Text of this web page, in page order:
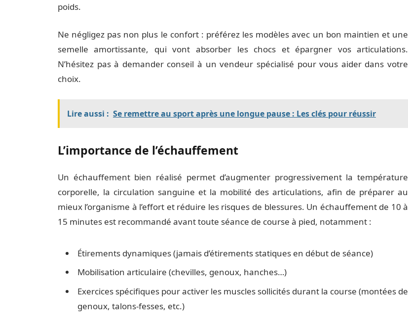
poids.
Ne négligez pas non plus le confort : préférez les modèles avec un bon maintien et une
semelle amortissante, qui vont absorber les chocs et épargner vos articulations.
N’hésitez pas à demander conseil à un vendeur spécialisé pour vous aider dans votre
choix.
Lire aussi : Se remettre au sport après une longue pause : Les clés pour réussir
L’importance de l’échauffement
Un échauffement bien réalisé permet d’augmenter progressivement la température
corporelle, la circulation sanguine et la mobilité des articulations, afin de préparer au
mieux l’organisme à l’effort et réduire les risques de blessures. Un échauffement de 10 à
15 minutes est recommandé avant toute séance de course à pied, notamment :
Étirements dynamiques (jamais d’étirements statiques en début de séance)
Mobilisation articulaire (chevilles, genoux, hanches…)
Exercices spécifiques pour activer les muscles sollicités durant la course (montées de
genoux, talons-fesses, etc.)